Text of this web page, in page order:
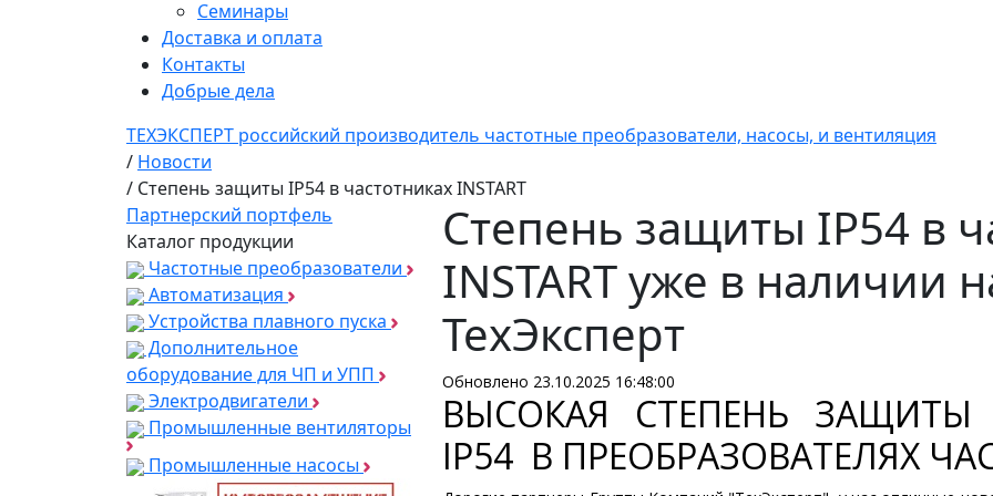
Семинары
Доставка и оплата
Контакты
Добрые дела
ТЕХЭКСПЕРТ российский производитель частотные преобразователи, насосы, и вентиляция
/ Новости
/ Степень защиты IP54 в частотниках INSTART
Партнерский портфель
Каталог продукции
Частотные преобразователи
Автоматизация
Устройства плавного пуска
Дополнительное
оборудование для ЧП и УПП
Электродвигатели
Промышленные вентиляторы
Промышленные насосы
Степень защиты IP54 в
INSTART уже в наличии
ТехЭксперт
Обновлено 23.10.2025 16:48:00
ВЫСОКАЯ СТЕПЕНЬ
IP54 В ПРЕОБРАЗОВАТЕЛЯХ